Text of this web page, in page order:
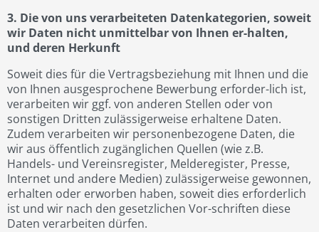
3. Die von uns verarbeiteten Datenkategorien, soweit
wir Daten nicht unmittelbar von Ihnen er-halten,
und deren Herkunft
Soweit dies für die Vertragsbeziehung mit Ihnen und die
von Ihnen ausgesprochene Bewerbung erforder-lich ist,
verarbeiten wir ggf. von anderen Stellen oder von
sonstigen Dritten zulässigerweise erhaltene Daten.
Zudem verarbeiten wir personenbezogene Daten, die
wir aus öffentlich zugänglichen Quellen (wie z.B.
Handels- und Vereinsregister, Melderegister, Presse,
Internet und andere Medien) zulässigerweise gewonnen,
erhalten oder erworben haben, soweit dies erforderlich
ist und wir nach den gesetzlichen Vor-schriften diese
Daten verarbeiten dürfen.